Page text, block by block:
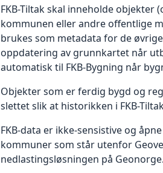
FKB-Tiltak skal inneholde
kommunen eller andre offentlige
brukes som metadata for de
oppdatering av grunnkartet når
automatisk til FKB-Bygning når
Objekter som er ferdig bygd og
slettet slik at historikken i FKB-
FKB-data er ikke-sensistive og
kommuner som står utenfor
nedlastingsløsningen på